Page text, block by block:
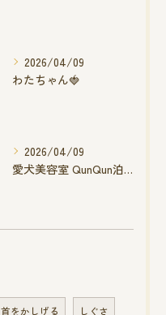
2026/04/09
わたちゃん🍓
2026/04/09
愛犬美容室 QunQun泊店 4月空き状況です
首をかしげる しぐさ